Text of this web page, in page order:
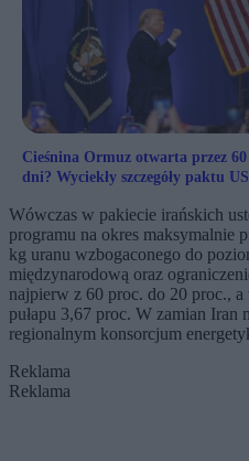
Cieśnina Ormuz otwarta przez 60
dni? Wyciekły szczegóły paktu
Wówczas w pakiecie irańskich
programu na okres maksymalnie
kg uranu wzbogaconego do
międzynarodową oraz
najpierw z 60 proc. do 20 proc., a
pułapu 3,67 proc. W zamian Iran
regionalnym konsorcjum
Reklama
Reklama